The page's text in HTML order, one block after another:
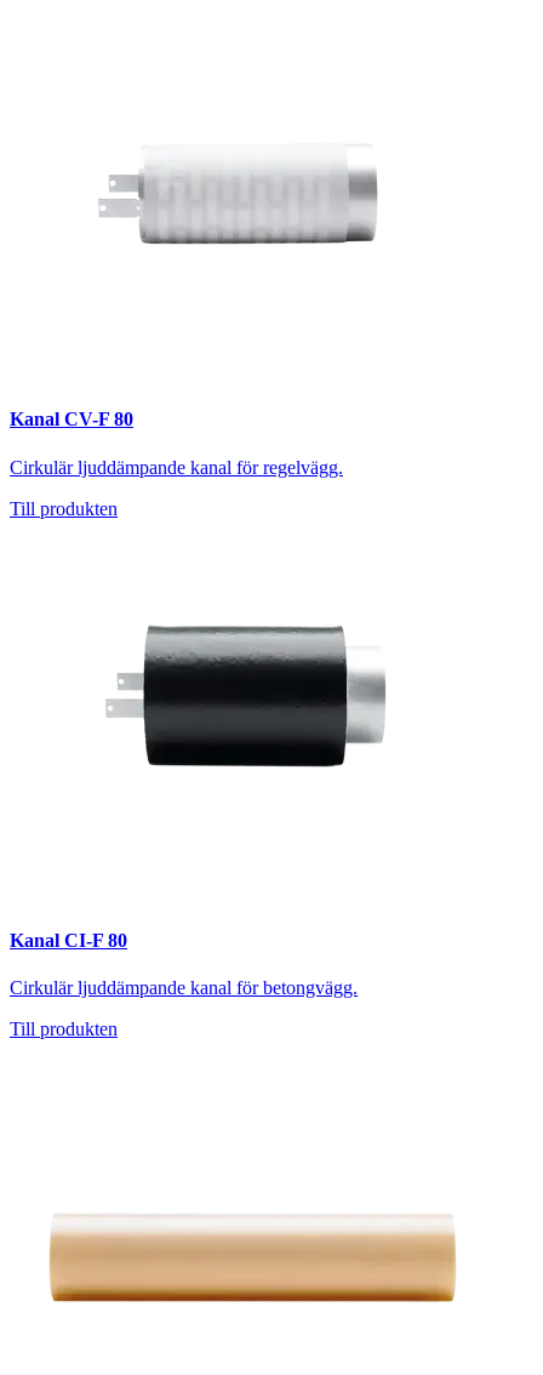
Kanal CV-F 80
Cirkulär ljuddämpande kanal för regelvägg.
Till produkten
Kanal CI-F 80
Cirkulär ljuddämpande kanal för betongvägg.
Till produkten